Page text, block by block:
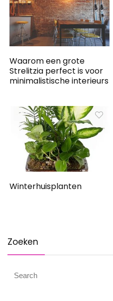
Waarom een grote
Strelitzia perfect is voor
minimalistische interieurs
Winterhuisplanten
Zoeken